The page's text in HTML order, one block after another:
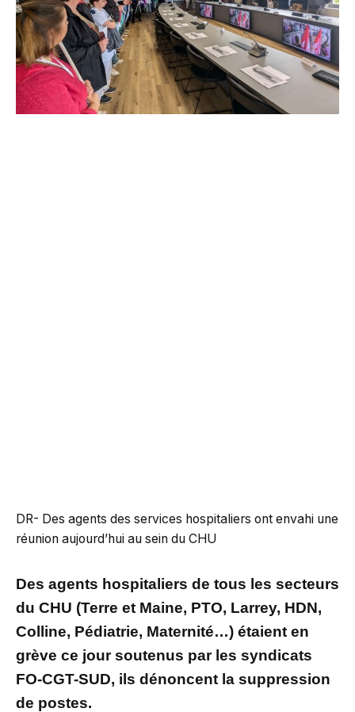
DR- Des agents des services hospitaliers ont envahi une
réunion aujourd’hui au sein du CHU
Des agents hospitaliers de tous les secteurs
du CHU (Terre et Maine, PTO, Larrey, HDN,
Colline, Pédiatrie, Maternité…) étaient en
grève ce jour soutenus par les syndicats
FO-CGT-SUD, ils dénoncent la suppression
de postes.